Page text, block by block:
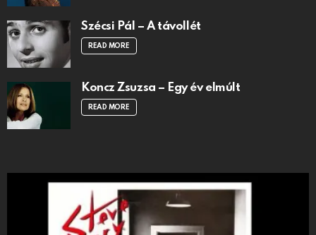
Szécsi Pál – A távollét
READ MORE
Koncz Zsuzsa – Egy év elmúlt
READ MORE